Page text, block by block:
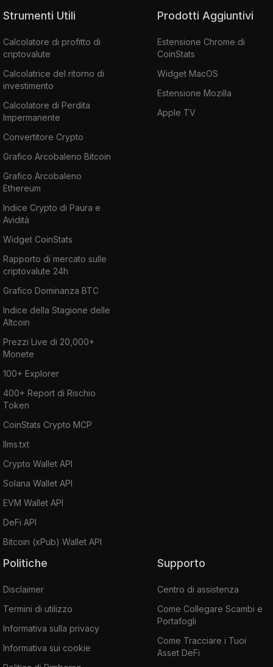
Strumenti Utili
Calcolatore di profitto di
criptovalute
Calcolatrice del ritorno di
investimento
Calcolatore di Perdita
Impermanente
Convertitore Crypto
Grafico Arcobaleno Bitcoin
Grafico Arcobaleno
Ethereum
Indice Crypto di Paura e
Avidità
Widget CoinStats
Rapporto di mercato sulle
criptovalute 24h
Grafico Dominanza BTC
Indice della Stagione delle
Altcoin
Prezzi Live di 20,000+
Monete
100+ Explorer
400+ Report di Rischio
Token
CoinStats Crypto MCP
llms.txt
Crypto Wallet API
Solana Wallet API
EVM Wallet API
DeFi API
Bitcoin (xPub) Wallet API
Prodotti Aggiuntivi
Estensione Chrome di
CoinStats
Widget MacOS
Estensione Mozilla
Apple TV
Politiche
Disclaimer
Termini di utilizzo
Informativa sulla privacy
Informativa sui cookie
Supporto
Centro di assistenza
Come Collegare Scambi e
Portafogli
Come Tracciare i Tuoi
Asset DeFi